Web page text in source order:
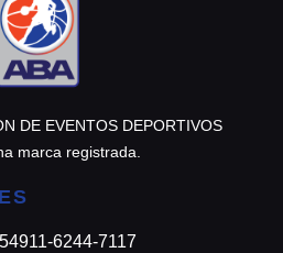
DE EVENTOS DEPORTIVOS
marca registrada.
6244-7117